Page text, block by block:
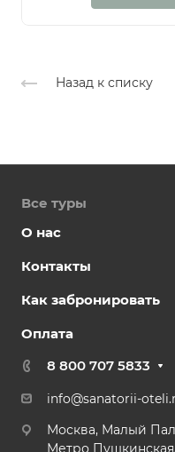
Назад к списку
Все туры
О нас
Контакты
Как забронировать
Оплата
8 800 707 5833
info@sanatorii-
Москва, Малый
Метро